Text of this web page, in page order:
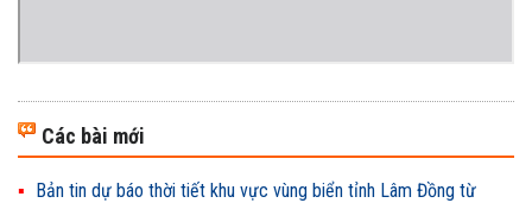
Các bài mới
Bản tin dự báo thời tiết khu vực vùng biển tỉnh Lâm Đồng từ